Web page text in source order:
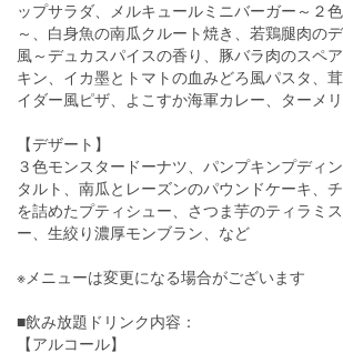
ップサラダ、メルキュールミニバーガー～２
～、白身魚の南瓜クルート焼き、若鶏腿肉の
風～デュカスパイスの香り、豚バラ肉のスペ
キン、イカ墨とトマトの血みどろ風パスタ、
イダー風ピザ、よこすか海軍カレー、ターメ
【デザート】
３色モンスタードーナツ、パンプキンプディ
タルト、南瓜とレーズンのパウンドケーキ、
を詰めたプティシュー、さつま芋のティラミ
ー、生絞り濃厚モンブラン、など
※メニューは変更になる場合がございます
■飲み放題ドリンク内容：
【アルコール】